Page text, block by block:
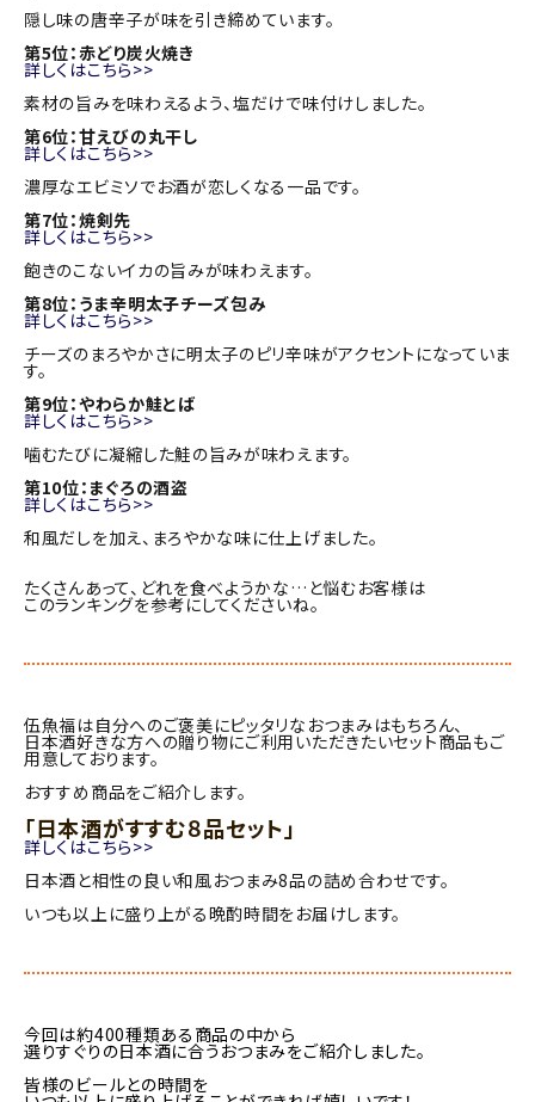
隠し味の唐辛子が味を引き締めています。
第5位：赤どり炭火焼き
詳しくはこちら>>
素材の旨みを味わえるよう、塩だけで味付けしました。
第6位：甘えびの丸干し
詳しくはこちら>>
濃厚なエビミソでお酒が恋しくなる一品です。
第7位：焼剣先
詳しくはこちら>>
飽きのこないイカの旨みが味わえます。
第8位：うま辛明太子チーズ包み
詳しくはこちら>>
チーズのまろやかさに明太子のピリ辛味がアクセントになっていま
す。
第9位：やわらか鮭とば
詳しくはこちら>>
噛むたびに凝縮した鮭の旨みが味わえます。
第10位：まぐろの酒盗
詳しくはこちら>>
和風だしを加え、まろやかな味に仕上げました。
たくさんあって、どれを食べようかな…と悩むお客様は
このランキングを参考にしてくださいね。
伍魚福は自分へのご褒美にピッタリなおつまみはもちろん、
日本酒好きな方への贈り物にご利用いただきたいセット商品もご
用意しております。
おすすめ商品をご紹介します。
「日本酒がすすむ８品セット」
詳しくはこちら>>
日本酒と相性の良い和風おつまみ8品の詰め合わせです。
いつも以上に盛り上がる晩酌時間をお届けします。
今回は約400種類ある商品の中から
選りすぐりの日本酒に合うおつまみをご紹介しました。
皆様のビールとの時間を